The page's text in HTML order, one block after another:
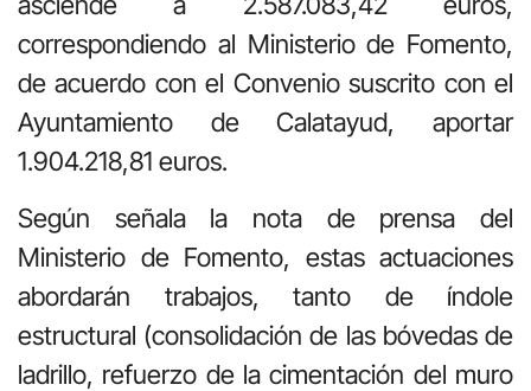
correspondiendo al Ministerio de Fomento,
de acuerdo con el Convenio suscrito con el
Ayuntamiento de Calatayud, aportar
1.904.218,81 euros.
Según señala la nota de prensa del
Ministerio de Fomento, estas actuaciones
abordarán trabajos, tanto de índole
estructural (consolidación de las bóvedas de
ladrillo, refuerzo de la cimentación del muro